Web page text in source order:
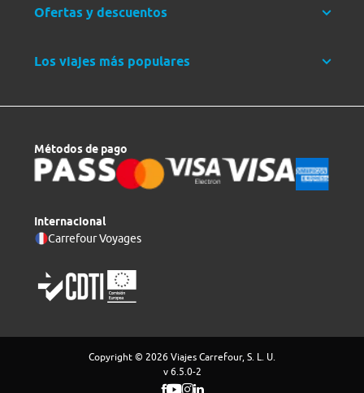
Ofertas y descuentos
Los viajes más populares
Métodos de pago
Internacional
Carrefour Voyages
Copyright © 2026 Viajes Carrefour, S. L. U.
v 6.5.0-2